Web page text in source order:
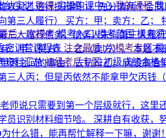
纳实训购课实操购课中心我的课程我
后一次模考模考入口模考范围模考
密训营课程表 注会最后1次模考专区最
资料汇总初级考后专区初级成绩合格
以对乙进行抗辩吗1、先分清两个合
第三人履行） 买方：甲；卖方：乙
三人履行债务，债务人未向第三人履
：甲（买方）、乙（卖方）。 本题
丙之间的事由，去抗辩乙。 丙没有
三人丙；但是丙依然不能拿甲欠丙钱
师说只需要到第一个层级就行，这里
员识别材料细节哈。 深耕自有收获，
什么错，能再帮忙解释一下嘛，谢谢